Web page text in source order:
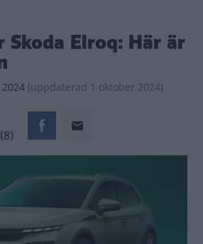
Elroq: Här är
(uppdaterad 1 oktober 2024)
(8)